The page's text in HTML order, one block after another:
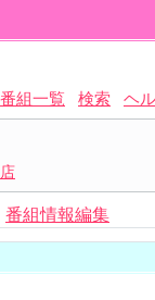
番組一覧 検索 ヘ
番組情報編集